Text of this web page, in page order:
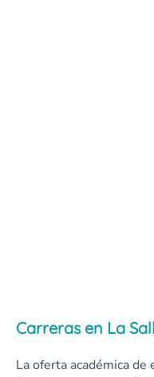
Carreras en La
La oferta académica